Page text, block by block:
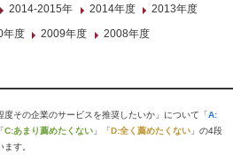
2014-2015年 2014年度
2013年度
年度 2009年度 2008年度
その企業のサービスを推奨したいか」について「 A:
C:あまり薦めたくない 」「 D:全く薦めたくない 」の4段
す。